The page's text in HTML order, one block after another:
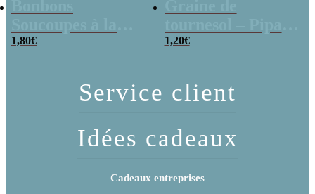
poudre (x20)
1,80€
x 3
1,20€
Service client
Idées cadeaux
Cadeaux entreprises